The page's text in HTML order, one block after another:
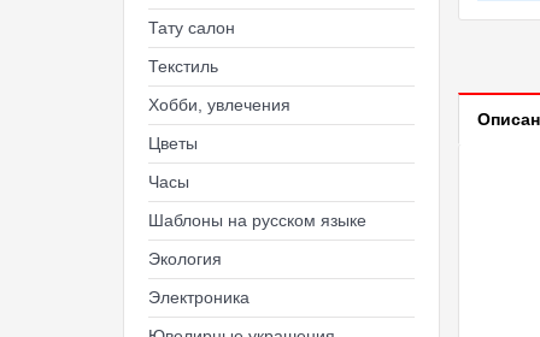
Тату салон
Текстиль
Хобби, увлечения
Цветы
Часы
Шаблоны на русском языке
Экология
Электроника